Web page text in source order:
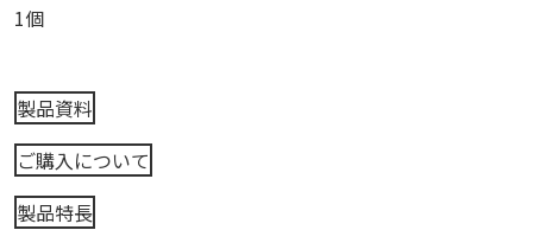
1個
製品資料
ご購入について
製品特長